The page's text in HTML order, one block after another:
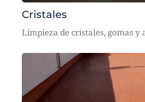
Cristales
Limpieza de cristales, gomas y